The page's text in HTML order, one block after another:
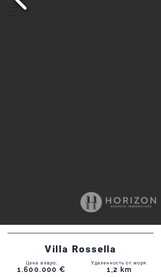
Villa Rossella
Цена в евро:
1.600.000 €
Удаленность от моря :
1,2 km